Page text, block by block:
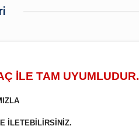
İLE TAM UYUMLUDUR.
İLETEBİLİRSİNİZ.